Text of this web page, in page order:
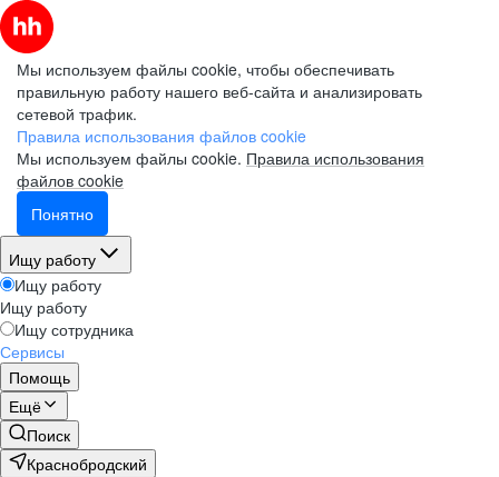
Мы используем файлы cookie, чтобы обеспечивать
правильную работу нашего веб-сайта и анализировать
сетевой трафик.
Правила использования файлов cookie
Мы используем файлы cookie. Правила использования
файлов cookie
Понятно
Ищу работу
Ищу работу
Ищу работу
Ищу сотрудника
Сервисы
Помощь
Ещё
Поиск
Краснобродский